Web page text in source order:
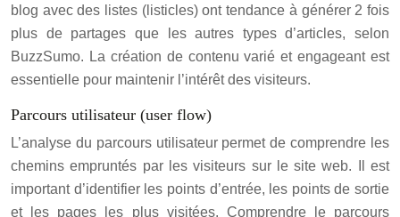
blog avec des listes (listicles) ont tendance à générer 2 fois
plus de partages que les autres types d’articles, selon
BuzzSumo. La création de contenu varié et engageant est
essentielle pour maintenir l’intérêt des visiteurs.
Parcours utilisateur (user flow)
L’analyse du parcours utilisateur permet de comprendre les
chemins empruntés par les visiteurs sur le site web. Il est
important d’identifier les points d’entrée, les points de sortie
et les pages les plus visitées. Comprendre le parcours